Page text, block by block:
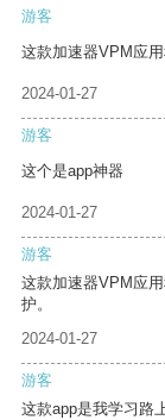
游客
这款加速器VPM应
2024-01-27
游客
这个是app神器
2024-01-27
游客
这款加速器VPM应
护。
2024-01-27
游客
这款app是我学习路